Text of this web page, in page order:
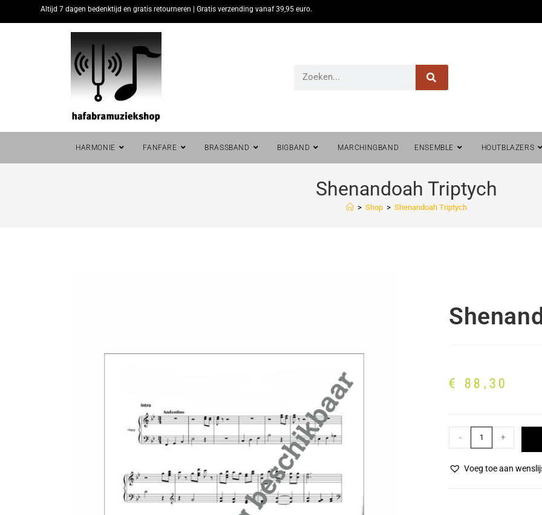
Altijd 7 dagen bedenktijd en gratis retourneren | Gratis verzending vanaf 39,95 euro.
HARMONIE FANFARE BRASSBAND BIGBAND MARCHINGBAND ENSEMBLE HOUTBLAZERS
Shenandoah Triptych
> Shop > Shenandoah Triptych
€ 88,30
- +
Voeg toe aan